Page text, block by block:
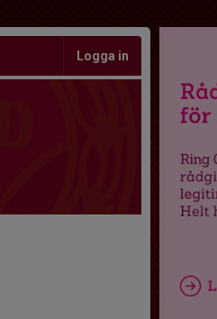
Logga in